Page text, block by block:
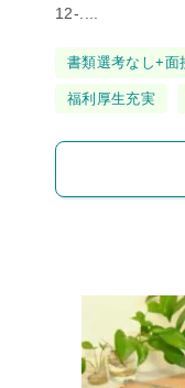
12-....
タ書類選考なし+面
福利厚生充実